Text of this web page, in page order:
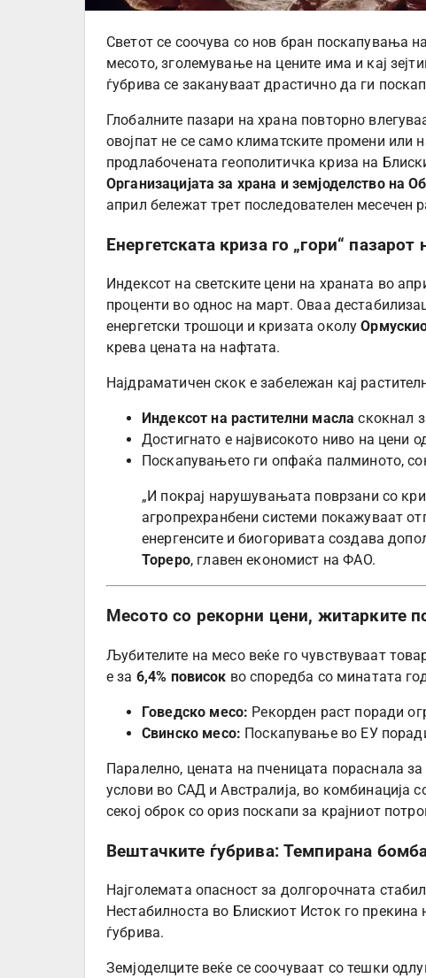
Светот се соочува со нов бран поскапувања
месото, зголемување на цените има и кај
ѓубрива се закануваат драстично да ги
Глобалните пазари на храна повторно
овојпат не се само климатските промени или
продлабочената геополитичка криза на
Организацијата за храна и земјоделство на
април бележат трет последователен месечен
Енергетската криза го „гори“ пазарот
Индексот на светските цени на храната во
проценти во однос на март. Оваа
енергетски трошоци и кризата околу
крева цената на нафтата.
Најдраматичен скок е забележан кај
Индексот на растителни масла скокнал
Достигнато е највисокото ниво на цени
Поскапувањето ги опфаќа палминото,
„И покрај нарушувањата поврзани со
агропрехранбени системи покажуваат
енергенсите и биогоривата создава
Тореро, главен економист на ФАО.
Месото со рекорни цени, житарките
Љубителите на месо веќе го чувствуваат
е за 6,4% повисок во споредба со минатата
Говедско месо: Рекорден раст поради
Свинско месо: Поскапување во ЕУ
Паралелно, цената на пченицата пораснала
услови во САД и Австралија, во комбинација
секој оброк со ориз поскапи за крајниот
Вештачките ѓубрива: Темпирана
Најголемата опасност за долгорочната
Нестабилноста во Блискиот Исток го
ѓубрива.
Земјоделците веќе се соочуваат со тешки